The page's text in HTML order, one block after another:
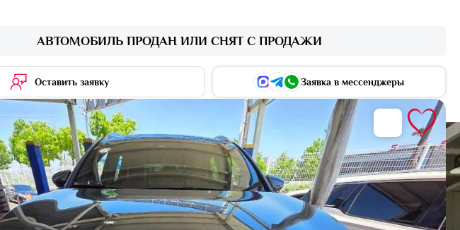
АВТОМОБИЛЬ ПРОДАН ИЛИ СНЯТ С ПРОДАЖИ
Оставить заявку Заявка в мессенджеры